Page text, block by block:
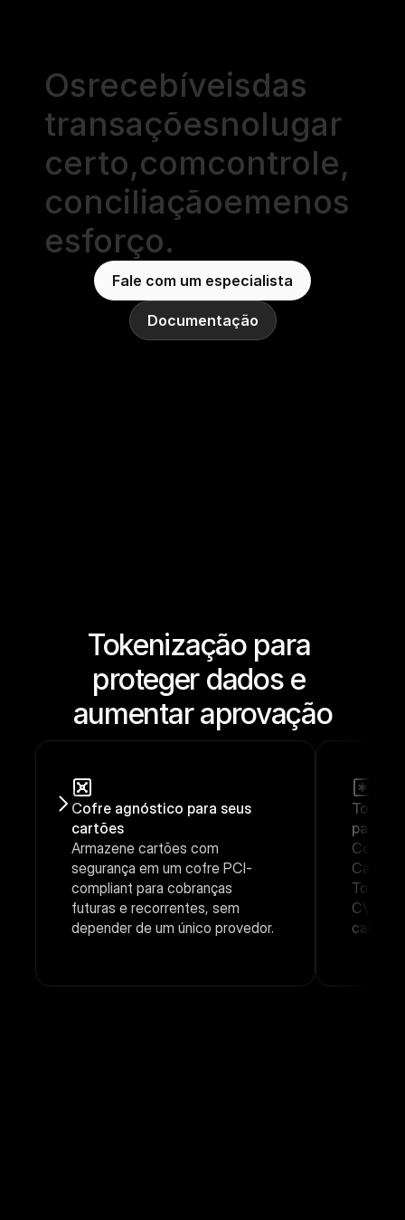
Osrecebíveisdas
transaçõesnolugar
certo,comcontrole,
conciliaçãoemenos
esforço.
Fale com um especialista
Documentação
Tokenização para
proteger dados e
aumentar aprovação
Cofre agnóstico para seus
cartões
Armazene cartões com
segurança em um cofre PCI-
compliant para cobranças
futuras e recorrentes, sem
depender de um único provedor.
Conte
Cartão,
CVV e
cartões